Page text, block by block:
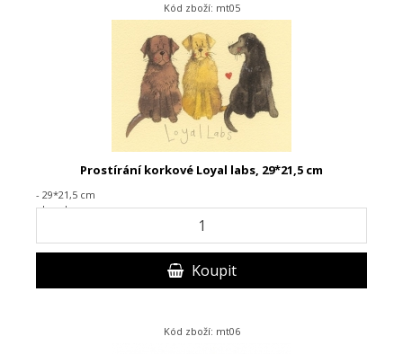
Kód zboží: mt05
Prostírání korkové Loyal labs, 29*21,5 cm
- 29*21,5 cm
- korek
Koupit
Kód zboží: mt06